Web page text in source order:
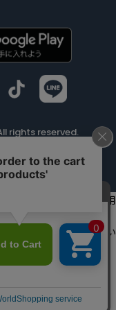
rights reserved.
のためにクッキーを利用
クッキーの使用に同意い
個人を特定できる情報」